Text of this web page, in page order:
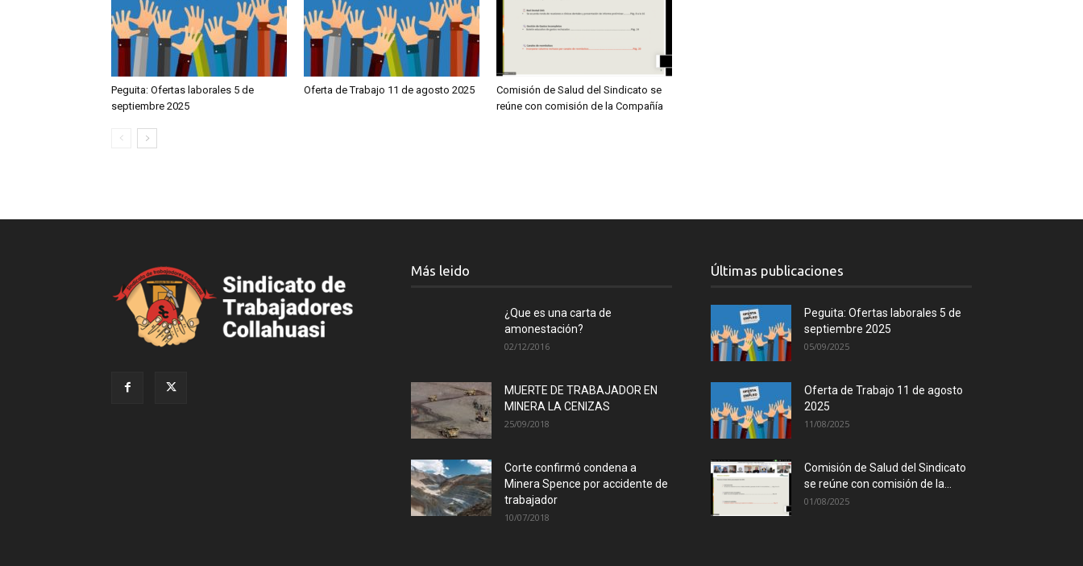
Peguita: Ofertas laborales 5 de
septiembre 2025
Oferta de Trabajo 11 de agosto 2025
Comisión de Salud del Sindicato se
reúne con comisión de la Compañía
Más leido
¿Que es una carta de
amonestación?
02/12/2016
MUERTE DE TRABAJADOR EN
MINERA LA CENIZAS
25/09/2018
Corte confirmó condena a
Minera Spence por accidente de
trabajador
10/07/2018
Últimas publicaciones
Peguita: Ofertas laborales 5 de
septiembre 2025
05/09/2025
Oferta de Trabajo 11 de agosto
2025
11/08/2025
Comisión de Salud del Sindicato
se reúne con comisión de la...
01/08/2025